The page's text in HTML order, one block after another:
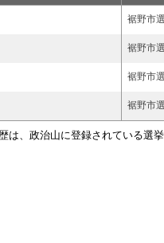
裾野市
裾野市
裾野市
裾野市
は、政治山に登録されている選挙